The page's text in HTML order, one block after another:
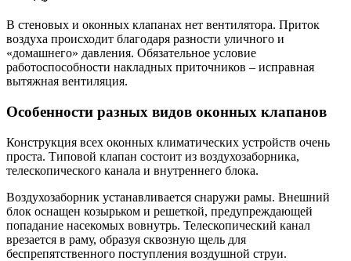
В стеновых и оконных клапанах нет вентилятора. Приток
воздуха происходит благодаря разности уличного и
«домашнего» давления. Обязательное условие
работоспособности накладных приточников – исправная
вытяжная вентиляция.
Особенности разных видов оконных клапанов
Конструкция всех оконных климатических устройств очень
проста. Типовой клапан состоит из воздухозаборника,
телескопического канала и внутреннего блока.
Воздухозаборник устанавливается снаружи рамы. Внешний
блок оснащен козырьком и решеткой, предупреждающей
попадание насекомых вовнутрь. Телескопический канал
врезается в раму, образуя сквозную щель для
беспрепятственного поступления воздушной струи.